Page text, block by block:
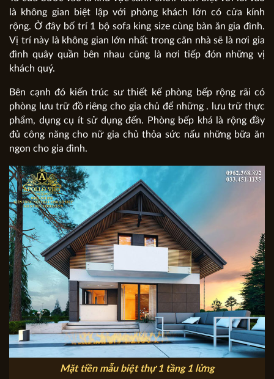
là không gian biệt lập với phòng khách lớn có cửa kính
rộng. Ở đây bố trí 1 bộ sofa king size cùng bàn ăn gia đình.
Vị trí này là không gian lớn nhất trong căn nhà sẽ là nơi gia
đình quây quần bên nhau cũng là nơi tiếp đón những vị
khách quý.
Bên cạnh đó kiến trúc sư thiết kế phòng bếp rộng rãi có
phòng lưu trữ đồ riêng cho gia chủ để những . lưu trữ thực
phẩm, dụng cụ ít sử dụng đến. Phòng bếp khá là rộng đầy
đủ công năng cho nữ gia chủ thỏa sức nấu những bữa ăn
ngon cho gia đình.
Mặt tiền mẫu biệt thự 1 tầng 1 lửng